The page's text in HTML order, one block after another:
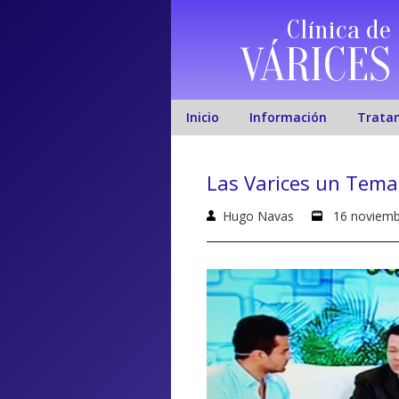
Clínica de
VÁRICES
Inicio Información
Las Varices un
Hugo Navas 16